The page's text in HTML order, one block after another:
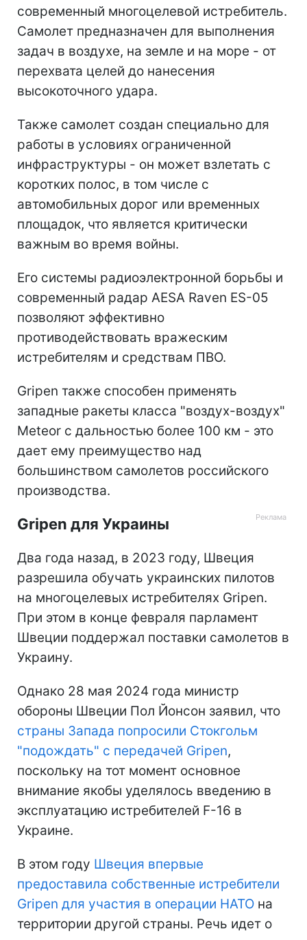
современный многоцелевой истребитель.
Самолет предназначен для выполнения
задач в воздухе, на земле и на море - от
перехвата целей до нанесения
высокоточного удара.
Также самолет создан специально для
работы в условиях ограниченной
инфраструктуры - он может взлетать с
коротких полос, в том числе с
автомобильных дорог или временных
площадок, что является критически
важным во время войны.
Его системы радиоэлектронной борьбы и
современный радар AESA Raven ES-05
позволяют эффективно
противодействовать вражеским
истребителям и средствам ПВО.
Gripen также способен применять
западные ракеты класса "воздух-воздух"
Meteor с дальностью более 100 км - это
дает ему преимущество над
большинством самолетов российского
производства.
Gripen для Украины
Два года назад, в 2023 году, Швеция
разрешила обучать украинских пилотов
на многоцелевых истребителях Gripen.
При этом в конце февраля парламент
Швеции поддержал поставки самолетов в
Украину.
Однако 28 мая 2024 года министр
обороны Швеции Пол Йонсон заявил, что
страны Запада попросили Стокгольм
"подождать" с передачей Gripen,
поскольку на тот момент основное
внимание якобы уделялось введению в
эксплуатацию истребителей F-16 в
Украине.
В этом году Швеция впервые
предоставила собственные истребители
Gripen для участия в операции НАТО на
территории другой страны. Речь идет о